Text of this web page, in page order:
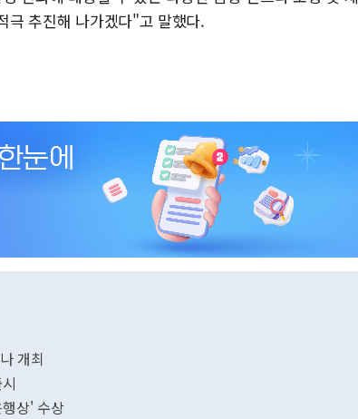
극 추진해 나가겠다"고 말했다.
개최
상' 수상